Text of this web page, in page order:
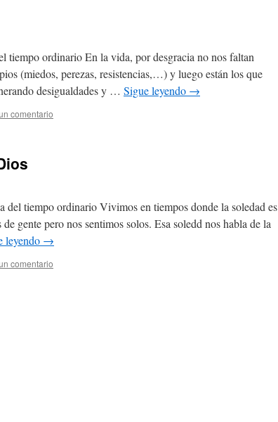
tiempo ordinario En la vida, por desgracia no nos faltan
(miedos, perezas, resistencias,…) y luego están los que
desigualdades y … Sigue leyendo →
comentario
del tiempo ordinario Vivimos en tiempos donde la soledad es
gente pero nos sentimos solos. Esa soledd nos habla de la
leyendo →
comentario